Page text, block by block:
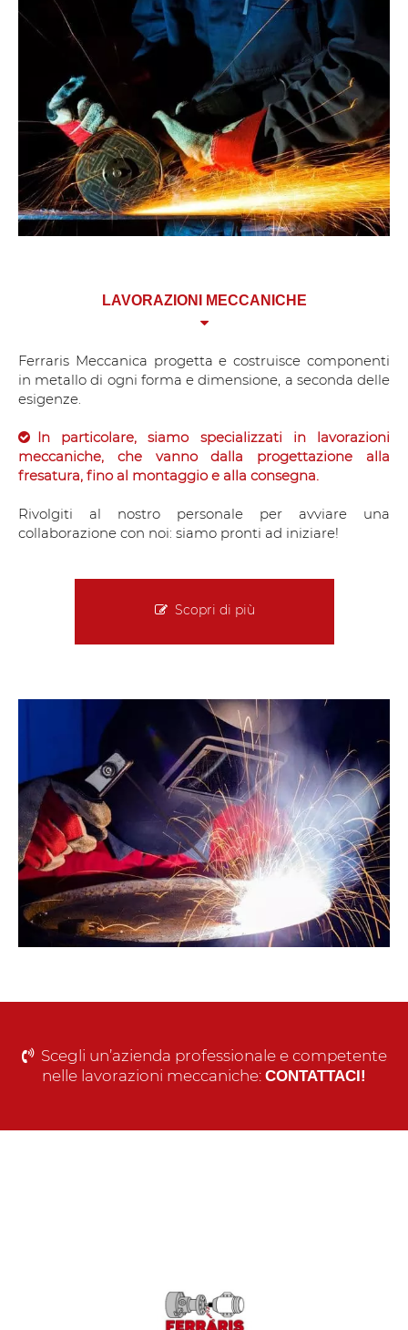
LAVORAZIONI MECCANICHE
Ferraris Meccanica progetta e costruisce componenti
in metallo di ogni forma e dimensione, a seconda delle
esigenze.
In particolare, siamo specializzati in lavorazioni
meccaniche, che vanno dalla progettazione alla
fresatura, fino al montaggio e alla consegna.
Rivolgiti al nostro personale per avviare una
collaborazione con noi: siamo pronti ad iniziare!
Scopri di più
Scegli un’azienda professionale e competente
nelle lavorazioni meccaniche: CONTATTACI!